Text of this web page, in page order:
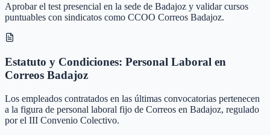
Aprobar el test presencial en la sede de Badajoz y validar cursos
puntuables con sindicatos como CCOO Correos Badajoz.
Estatuto y Condiciones: Personal Laboral en
Correos Badajoz
Los empleados contratados en las últimas convocatorias pertenecen
a la figura de personal laboral fijo de Correos en Badajoz, regulado
por el III Convenio Colectivo.